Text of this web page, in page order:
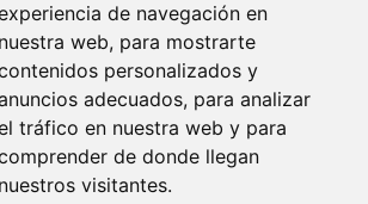
de navegación en
nuestra web, para mostrarte
personalizados y
adecuados, para analizar
tráfico en nuestra web y para
de donde llegan
nuestros visitantes.